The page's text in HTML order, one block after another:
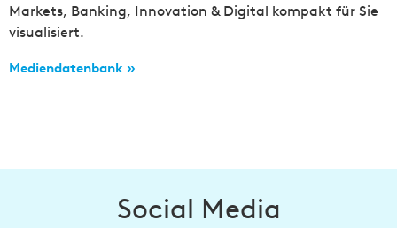
Markets, Banking, Innovation & Digital kompakt für Sie
visualisiert.
Mediendatenbank »
Social Media